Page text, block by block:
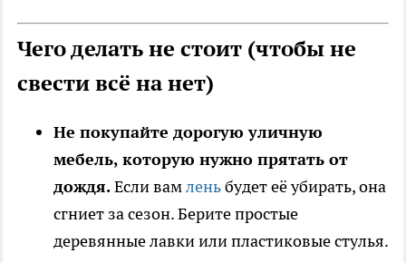
Чего делать не стоит (чтобы не
свести всё на нет)
Не покупайте дорогую уличную
мебель, которую нужно прятать от
дождя.Если вамленьбудет её убирать, она
сгниет за сезон. Берите простые
деревянные лавки или пластиковые стулья.